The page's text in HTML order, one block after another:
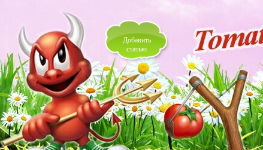
Добавить
статью